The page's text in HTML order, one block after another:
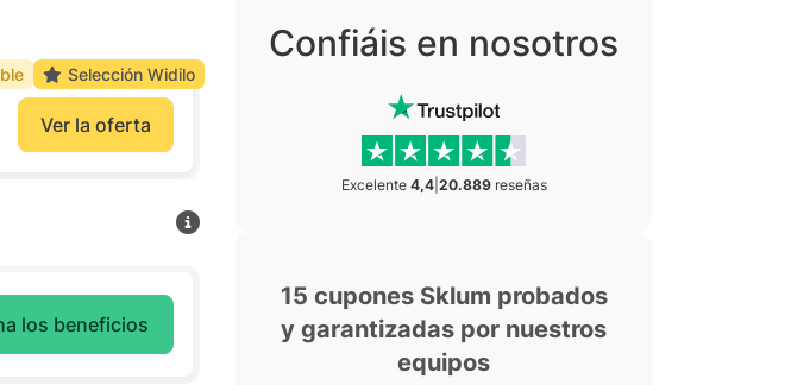
Ver la oferta
Selección Widilo
los beneficios
Confiáis en nosotros
Excelente 4,4| 20.889reseñas
15 cupones Sklum probados
y garantizadas por nuestros
equipos